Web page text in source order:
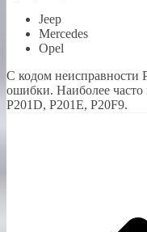
Jeep
Mercedes
Opel
С кодом неисправности
ошибки. Наиболее часто
P201D, P201E, P20F9.